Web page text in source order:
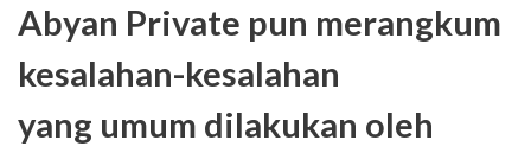
Abyan Private pun merangkum
kesalahan-kesalahan
yang umum dilakukan oleh